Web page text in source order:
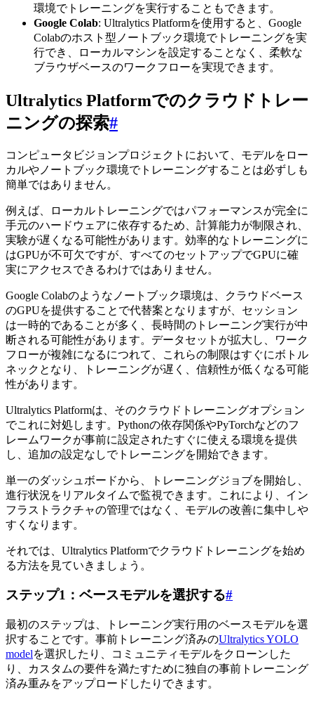
環境でトレーニングを実行することもできます。
Google Colab: Ultralytics Platformを使用すると、Google
Colabのホスト型ノートブック環境でトレーニングを実
行でき、ローカルマシンを設定することなく、柔軟な
ブラウザベースのワークフローを実現できます。
Ultralytics Platformでのクラウドトレー
ニングの探索#
コンピュータビジョンプロジェクトにおいて、モデルをロー
カルやノートブック環境でトレーニングすることは必ずしも
簡単ではありません。
例えば、ローカルトレーニングではパフォーマンスが完全に
手元のハードウェアに依存するため、計算能力が制限され、
実験が遅くなる可能性があります。効率的なトレーニングに
はGPUが不可欠ですが、すべてのセットアップでGPUに確
実にアクセスできるわけではありません。
Google Colabのようなノートブック環境は、クラウドベース
のGPUを提供することで代替案となりますが、セッション
は一時的であることが多く、長時間のトレーニング実行が中
断される可能性があります。データセットが拡大し、ワーク
フローが複雑になるにつれて、これらの制限はすぐにボトル
ネックとなり、トレーニングが遅く、信頼性が低くなる可能
性があります。
Ultralytics Platformは、そのクラウドトレーニングオプション
でこれに対処します。Pythonの依存関係やPyTorchなどのフ
レームワークが事前に設定されたすぐに使える環境を提供
し、追加の設定なしでトレーニングを開始できます。
単一のダッシュボードから、トレーニングジョブを開始し、
進行状況をリアルタイムで監視できます。これにより、イン
フラストラクチャの管理ではなく、モデルの改善に集中しや
すくなります。
それでは、Ultralytics Platformでクラウドトレーニングを始め
る方法を見ていきましょう。
ステップ1：ベースモデルを選択する#
最初のステップは、トレーニング実行用のベースモデルを選
択することです。事前トレーニング済みのUltralytics YOLO
modelを選択したり、コミュニティモデルをクローンした
り、カスタムの要件を満たすために独自の事前トレーニング
済み重みをアップロードしたりできます。